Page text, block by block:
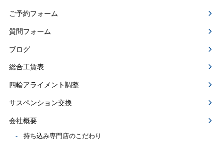
ご予約フォーム
質問フォーム
ブログ
総合工賃表
四輪アライメント調整
サスペンション交換
会社概要
持ち込み専門店のこだわり